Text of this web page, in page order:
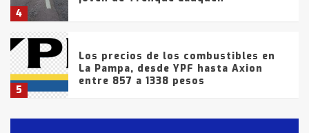
4
5
Los precios de los combustibles en
La Pampa, desde YPF hasta Axion
entre 857 a 1338 pesos